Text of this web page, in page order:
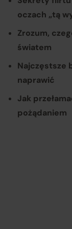
oczach „tą
Zrozum,
światem
Najczęstsze
naprawić
Jak
pożądaniem